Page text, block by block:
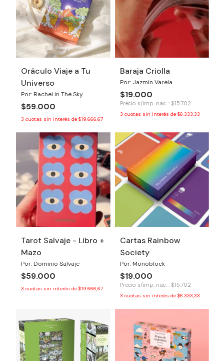
Oráculo Viaje a Tu
Universo
Por: Rachel in The Sky
$59.000
3 cuotas sin interés de $19.666,67
Baraja Criolla
Por: Jazmin Varela
$19.000
Precio s/imp. nac. : $15.702
3 cuotas sin interés de $6.333,33
Tarot Salvaje - Libro +
Mazo
Por: Dominio Salvaje
$59.000
3 cuotas sin interés de $19.666,67
Cartas Rainbow
Society
Por: Monoblock
$19.000
Precio s/imp. nac. : $15.702
3 cuotas sin interés de $6.333,33